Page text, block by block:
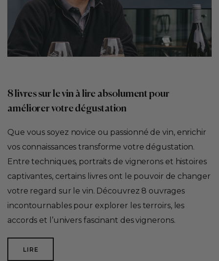
8 livres sur le vin à lire absolument pour
améliorer votre dégustation
Que vous soyez novice ou passionné de vin, enrichir
vos connaissances transforme votre dégustation.
Entre techniques, portraits de vignerons et histoires
captivantes, certains livres ont le pouvoir de changer
votre regard sur le vin. Découvrez 8 ouvrages
incontournables pour explorer les terroirs, les
accords et l’univers fascinant des vignerons.
LIRE